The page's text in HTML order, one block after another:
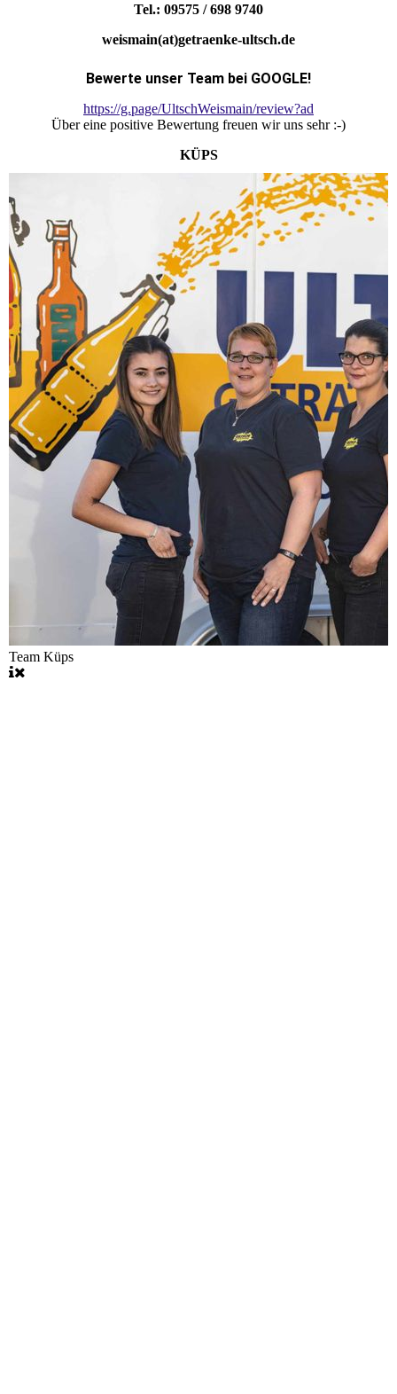
Tel.: 09575 / 698 9740
weismain(at)getraenke-ultsch.de
Bewerte unser Team bei GOOGLE!
https://g.page/UltschWeismain/review?ad
Über eine positive Bewertung freuen wir uns sehr :-)
KÜPS
Team Küps